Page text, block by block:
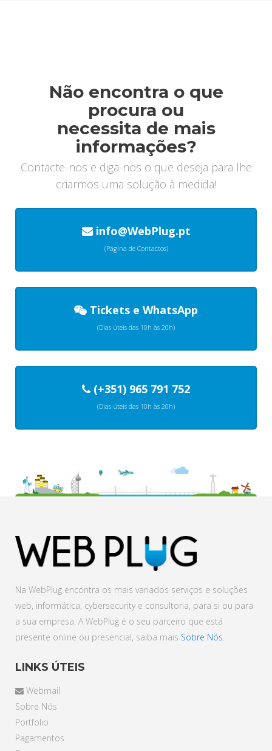
Não encontra o que
procura ou
necessita de mais
informações?
Contacte-nos e diga-nos o que deseja para lhe
criarmos uma solução à medida!
info@WebPlug.pt
(Página de Contactos)
Tickets e WhatsApp
(Dias úteis das 10h às 20h)
(+351) 965 791 752
(Dias úteis das 10h às 20h)
Na WebPlug encontra os mais variados serviços e soluções
web, informática, cybersecurity e consultoria, para si ou para
a sua empresa. A WebPlug é o seu parceiro que está
presente online ou presencial, saiba mais Sobre Nós.
LINKS ÚTEIS
Webmail
Sobre Nós
Portfolio
Pagamentos